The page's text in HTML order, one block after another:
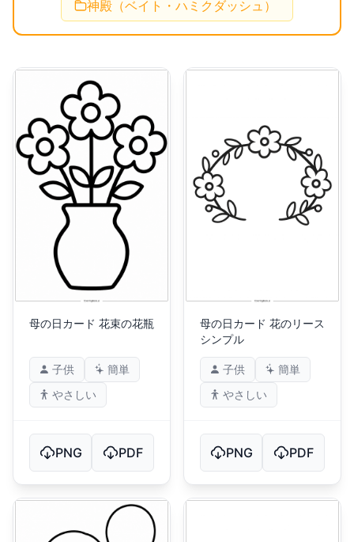
神殿（ベイト・ハミクダッシュ）
母の日カード 花束の花瓶
子供
簡単
やさしい
PNG PDF
母の日カード 花のリース
シンプル
子供
簡単
やさしい
PNG PDF